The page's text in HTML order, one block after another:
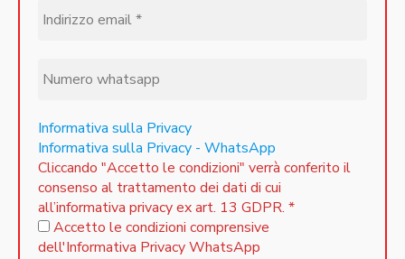
Informativa sulla Privacy
Informativa sulla Privacy - WhatsApp
Cliccando "Accetto le condizioni" verrà conferito il
consenso al trattamento dei dati di cui
all’informativa privacy ex art. 13 GDPR. *
Accetto le condizioni comprensive
dell'Informativa Privacy WhatsApp